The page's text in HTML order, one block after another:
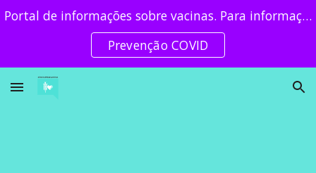
Skip to main content Skip to navigation
Portal de informações sobre vacinas. Para informações de prevenção clique no botão!
Prevenção COVID